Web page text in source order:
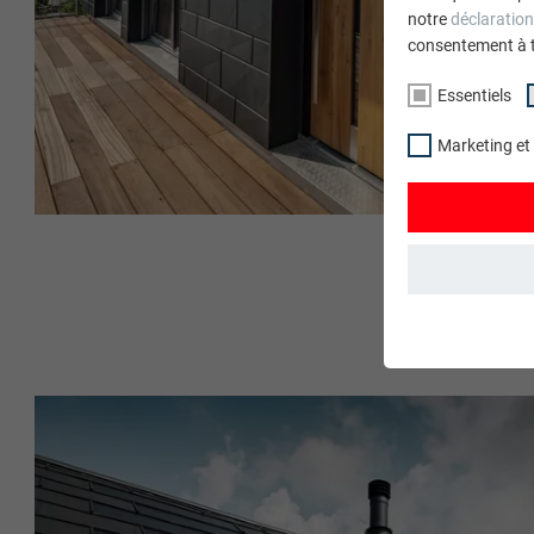
notre
consentement à
Essentiels
Marketing et